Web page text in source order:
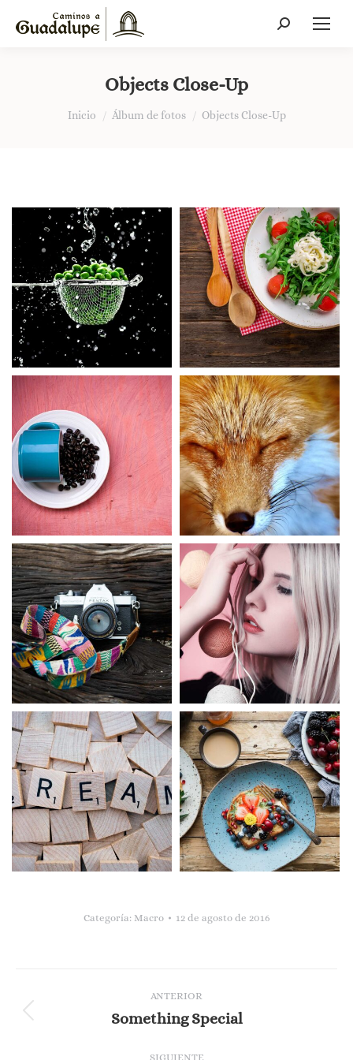
Buscar:
Objects Close-Up
Estás aquí:
Inicio Álbum de fotos Objects Close-Up
Categoría: Macro 12 de agosto de 2016
entre
ANTERIOR
Álbum
Something Special
SIGUIENTE